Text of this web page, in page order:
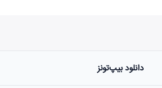
دانلود بیپ‌تونز